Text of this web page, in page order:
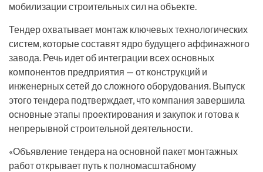
мобилизации строительных сил на объекте.
Тендер охватывает монтаж ключевых технологических
систем, которые составят ядро будущего аффинажного
завода. Речь идет об интеграции всех основных
компонентов предприятия — от конструкций и
инженерных сетей до сложного оборудования. Выпуск
этого тендера подтверждает, что компания завершила
основные этапы проектирования и закупок и готова к
непрерывной строительной деятельности.
«Объявление тендера на основной пакет монтажных
работ открывает путь к полномасштабному